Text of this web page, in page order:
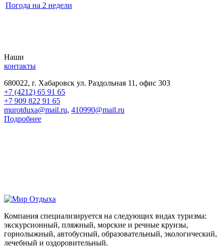
Погода на 2 недели
Наши
контакты
680022, г. Хабаровск ул. Раздольная 11, офис 303
+7 (4212) 65 91 65
+7 909 822 91 65
murotduxa@mail.ru, 410990@mail.ru
Подробнее
Компания специализируется на следующих видах туризма:
экскурсионный, пляжный, морские и речные круизы,
горнолыжный, автобусный, образовательный, экологический,
лечебный и оздоровительный.